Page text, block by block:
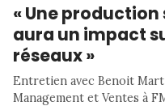
« Une
aura un impact
réseaux »
Entretien avec Benoit
Management et Ventes à